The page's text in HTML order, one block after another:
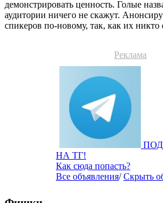
демонстрировать ценность. Голые
аудитории ничего не скажут.
спикеров по-новому, так, как их никто
Реклама
НА ТГ!
Как сюда попасть?
Все объявления/Скрыть